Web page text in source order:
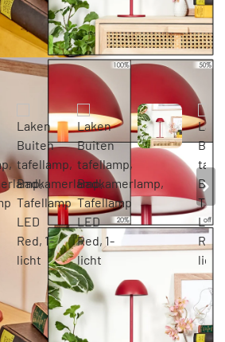
Badkamerlamp,
1-licht